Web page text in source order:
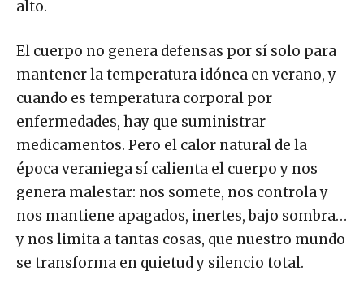
alto.
El cuerpo no genera defensas por sí solo para
mantener la temperatura idónea en verano, y
cuando es temperatura corporal por
enfermedades, hay que suministrar
medicamentos. Pero el calor natural de la
época veraniega sí calienta el cuerpo y nos
genera malestar: nos somete, nos controla y
nos mantiene apagados, inertes, bajo sombra…
y nos limita a tantas cosas, que nuestro mundo
se transforma en quietud y silencio total.